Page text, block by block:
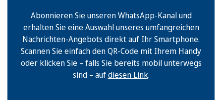
Abonnieren Sie unseren WhatsApp-Kanal und
erhalten Sie eine Auswahl unseres umfangreichen
Nachrichten-Angebots direkt auf Ihr Smartphone.
Scannen Sie einfach den QR-Code mit Ihrem Handy
oder klicken Sie – falls Sie bereits mobil unterwegs
sind – aufdiesen Link.